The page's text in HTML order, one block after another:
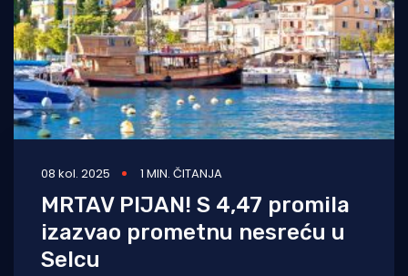
08 kol. 2025 1 MIN. ČITANJA
MRTAV PIJAN! S 4,47 promila
izazvao prometnu nesreću u
Selcu